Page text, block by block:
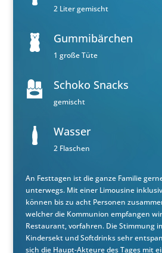
2 Liter gemischt
Gummibärchen
1 große Tüte
Schoko Snacks
gemischt
Wasser
2 Flaschen
An Festtagen ist die ganze Familie
unterwegs. Mit einer Limousine
können bis zu acht Personen
welcher die Kommunion empfangen
Restaurant, vorfahren. Die Stimmung
Kindersekt und Softdrinks sehr
sich die Haupt-Akteure des Tages mit